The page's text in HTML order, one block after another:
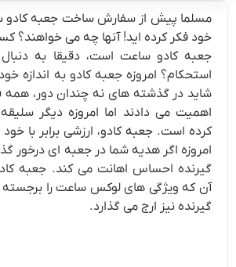
مسلما پیش از سفارش ساخت جعبه کادو
خود فکر کرده اید! آنها چه می خواهند؟
جعبه کادو ساعت است، دقیقا به
استحکام؟ امروزه جعبه کادو به اندازه
شاید در گذشته های نه چندان دور،
اهمیت می دادند اما امروزه دیگر سلیقه
کرده است. جعبه کادو، ارزشی برابر با
امروزه اگر هدیه شما در جعبه ای درخور
گیرنده احساس اهانت می کند. جعبه
آن که ویژگی های لوکس ساعت را
گیرنده نیز ارج می گذارد.